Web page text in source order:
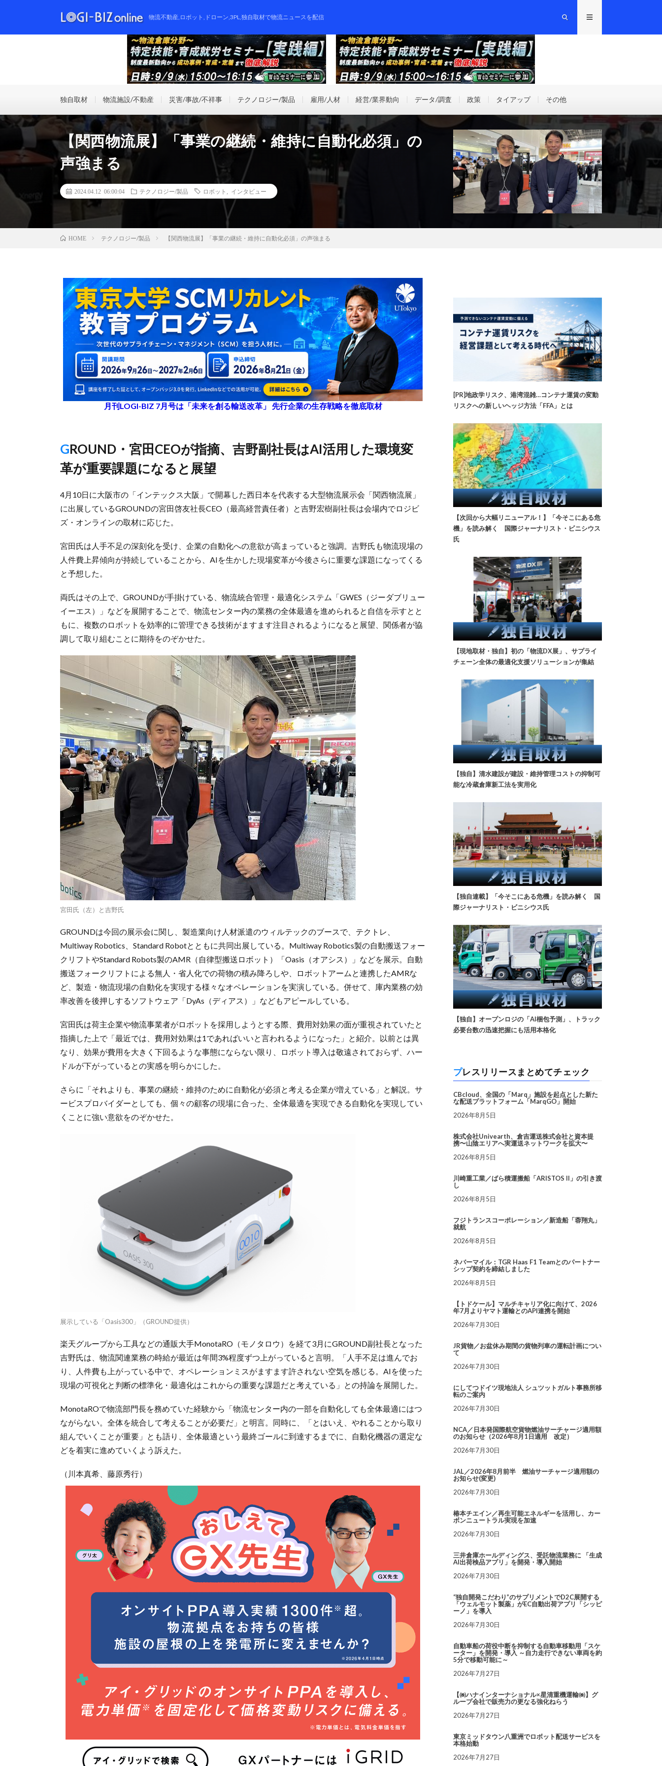
物流不動産,ロボット,ドローン,3PL,独自取材で物流ニュースを配信
独自取材 物流施設/不動産 災害/事故/不祥事 テクノロジー/製品 雇用/人材 経営/業界動向 データ/調査 政策 タイアップ その他
【関西物流展】「事業の継続・維持に自動化必須」の
声強まる
2024.04.12 06:00:04 テクノロジー/製品 ロボット インタビュー
HOME テクノロジー/製品 【関西物流展】「事業の継続・維持に自動化必須」の声強まる
月刊LOGI-BIZ 7月号は「未来を創る輸送改革」 先行企業の生存戦略を徹底取材
GROUND・宮田CEOが指摘、吉野副社長はAI活用した環境変
革が重要課題になると展望
4月10日に大阪市の「インテックス大阪」で開幕した西日本を代表する大型物流展示会「関西物流展」
に出展しているGROUNDの宮田啓友社長CEO（最高経営責任者）と吉野宏樹副社長は会場内でロジビ
ズ・オンラインの取材に応じた。
宮田氏は人手不足の深刻化を受け、企業の自動化への意欲が高まっていると強調。吉野氏も物流現場の
人件費上昇傾向が持続していることから、AIを生かした現場変革が今後さらに重要な課題になってくる
と予想した。
両氏はその上で、GROUNDが手掛けている、物流統合管理・最適化システム「GWES（ジーダブリュー
イーエス）」などを展開することで、物流センター内の業務の全体最適を進められると自信を示すとと
もに、複数のロボットを効率的に管理できる技術がますます注目されるようになると展望、関係者が協
調して取り組むことに期待をのぞかせた。
宮田氏（左）と吉野氏
GROUNDは今回の展示会に関し、製造業向け人材派遣のウィルテックのブースで、テクトレ、
Multiway Robotics、Standard Robotとともに共同出展している。Multiway Robotics製の自動搬送フォー
クリフトやStandard Robots製のAMR（自律型搬送ロボット）「Oasis（オアシス）」などを展示。自動
搬送フォークリフトによる無人・省人化での荷物の積み降ろしや、ロボットアームと連携したAMRな
ど、製造・物流現場の自動化を実現する様々なオペレーションを実演している。併せて、庫内業務の効
率改善を後押しするソフトウェア「DyAs（ディアス）」などもアピールしている。
宮田氏は荷主企業や物流事業者がロボットを採用しようとする際、費用対効果の面が重視されていたと
指摘した上で「最近では、費用対効果は1であればいいと言われるようになった」と紹介。以前とは異
なり、効果が費用を大きく下回るような事態にならない限り、ロボット導入は敬遠されておらず、ハー
ドルが下がっているとの実感を明らかにした。
さらに「それよりも、事業の継続・維持のために自動化が必須と考える企業が増えている」と解説。サ
ービスプロバイダーとしても、個々の顧客の現場に合った、全体最適を実現できる自動化を実現してい
くことに強い意欲をのぞかせた。
展示している「Oasis300」（GROUND提供）
楽天グループから工具などの通販大手MonotaRO（モノタロウ）を経て3月にGROUND副社長となった
吉野氏は、物流関連業務の時給が最近は年間3%程度ずつ上がっていると言明。「人手不足は進んでお
り、人件費も上がっている中で、オペレーションミスがますます許されない空気を感じる。AIを使った
現場の可視化と判断の標準化・最適化はこれからの重要な課題だと考えている」との持論を展開した。
MonotaROで物流部門長を務めていた経験から「物流センター内の一部を自動化しても全体最適にはつ
ながらない。全体を統合して考えることが必要だ」と明言。同時に、「とはいえ、やれることから取り
組んでいくことが重要」とも語り、全体最適という最終ゴールに到達するまでに、自動化機器の選定な
どを着実に進めていくよう訴えた。
（川本真希、藤原秀行）
[PR]地政学リスク、港湾混雑…コンテナ運賃の変動
リスクへの新しいヘッジ方法「FFA」とは
【次回から大幅リニューアル！】「今そこにある危
機」を読み解く 国際ジャーナリスト・ビニシウス
氏
【現地取材・独自】初の「物流DX展」、サプライ
チェーン全体の最適化支援ソリューションが集結
【独自】清水建設が建設・維持管理コストの抑制可
能な冷蔵倉庫新工法を実用化
【独自連載】「今そこにある危機」を読み解く 国
際ジャーナリスト・ビニシウス氏
【独自】オープンロジの「AI梱包予測」、トラック
必要台数の迅速把握にも活用本格化
プレスリリースまとめてチェック
CBcloud、全国の「Marq」施設を起点とした新た
な配送プラットフォーム「MarqGO」開始
2026年8月5日
株式会社Univearth、倉吉運送株式会社と資本提
携〜山陰エリアへ実運送ネットワークを拡大〜
2026年8月5日
川崎重工業／ばら積運搬船「ARISTOS II」の引き渡
し
2026年8月5日
フジトランスコーポレーション／新造船「蓉翔丸」
就航
2026年8月5日
ネバーマイル：TGR Haas F1 Teamとのパートナー
シップ契約を締結しました
2026年8月5日
【トドケール】マルチキャリア化に向けて、2026
年7月よりヤマト運輸とのAPI連携を開始
2026年7月30日
JR貨物／お盆休み期間の貨物列車の運転計画につい
て
2026年7月30日
にしてつドイツ現地法人 シュツットガルト事務所移
転のご案内
2026年7月30日
NCA／日本発国際航空貨物燃油サーチャージ適用額
のお知らせ（2026年8月1日適用 改定）
2026年7月30日
JAL／2026年8月前半 燃油サーチャージ適用額の
お知らせ(変更)
2026年7月30日
椿本チエイン／再生可能エネルギーを活用し、カー
ボンニュートラル実現を加速
2026年7月30日
三井倉庫ホールディングス、受託物流業務に 「生成
AI出荷検品アプリ」を開発・導入開始
2026年7月30日
“独自開発こだわり”のサプリメントでD2C展開する
「ウェルモット製薬」がEC自動出荷アプリ「シッピ
ーノ」を導入
2026年7月30日
自動車船の荷役中断を抑制する自動車移動用「スケ
ーター」を開発・導入 ～自力走行できない車両を約
5分で移動可能に～
2026年7月27日
【㈱ハナインターナショナル×星清重機運輸㈱】グ
ループ会社で販売力の更なる強化ねらう
2026年7月27日
東京ミッドタウン八重洲でロボット配送サービスを
本格始動
2026年7月27日